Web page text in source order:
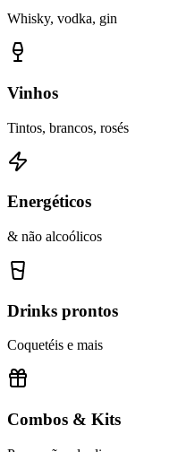
Whisky, vodka, gin
Vinhos
Tintos, brancos, rosés
Energéticos
& não alcoólicos
Drinks prontos
Coquetéis e mais
Combos & Kits